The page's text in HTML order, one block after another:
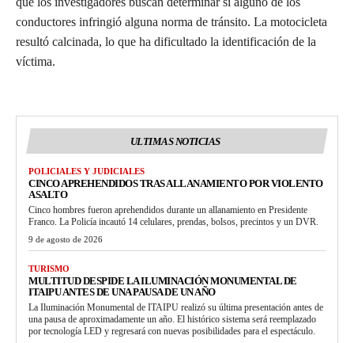
conductores infringió alguna norma de tránsito. La motocicleta
resultó calcinada, lo que ha dificultado la identificación de la
víctima.
ULTIMAS NOTICIAS
POLICIALES Y JUDICIALES
CINCO APREHENDIDOS TRAS ALLANAMIENTO POR VIOLENTO
ASALTO
Cinco hombres fueron aprehendidos durante un allanamiento en Presidente
Franco. La Policía incautó 14 celulares, prendas, bolsos, precintos y un DVR.
9 de agosto de 2026
TURISMO
MULTITUD DESPIDE LA ILUMINACIÓN MONUMENTAL DE
ITAIPU ANTES DE UNA PAUSA DE UN AÑO
La Iluminación Monumental de ITAIPU realizó su última presentación antes de
una pausa de aproximadamente un año. El histórico sistema será reemplazado
por tecnología LED y regresará con nuevas posibilidades para el espectáculo.